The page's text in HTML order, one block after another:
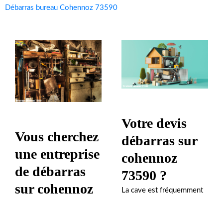
Débarras bureau Cohennoz 73590
Vous cherchez
une entreprise
de débarras
sur cohennoz
Votre devis
débarras sur
cohennoz
73590 ?
La cave est fréquemment